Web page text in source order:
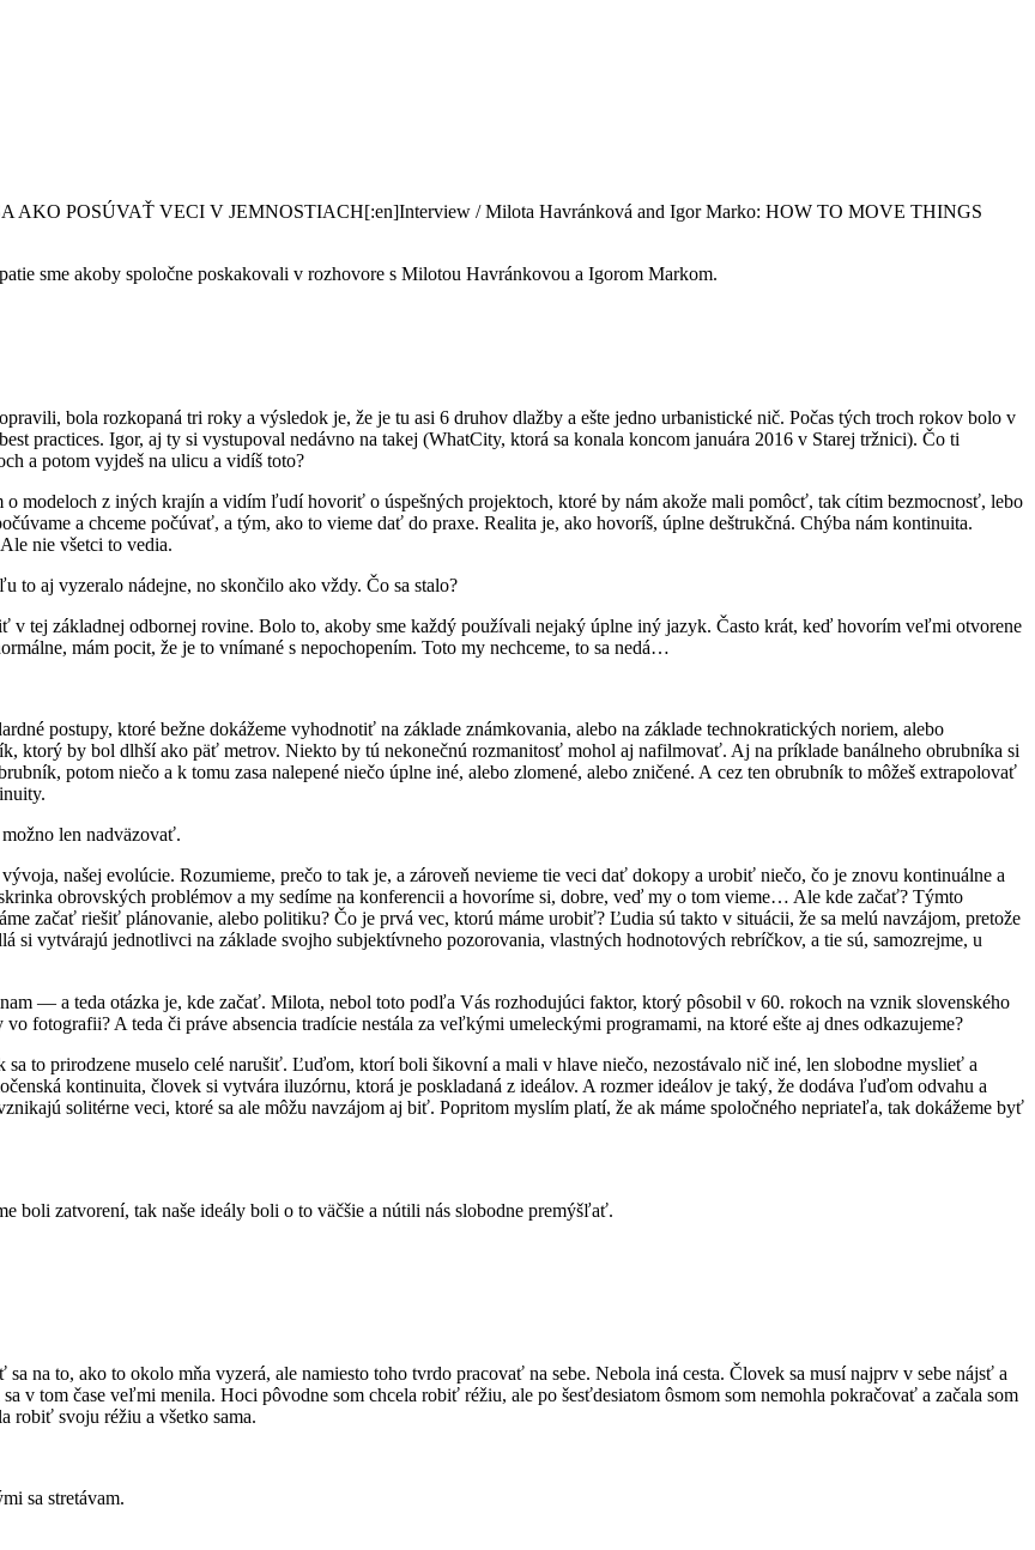
AKO POSÚVAŤ VECI V JEMNOSTIACH[:en]Interview / Milota Havránková and Igor Marko: HOW TO MOVE THINGS
sme akoby spoločne poskakovali v rozhovore s Milotou Havránkovou a Igorom Markom.
bola rozkopaná tri roky a výsledok je, že je tu asi 6 druhov dlažby a ešte jedno urbanistické nič. Počas tých troch rokov bolo v
practices. Igor, aj ty si vystupoval nedávno na takej (WhatCity, ktorá sa konala koncom januára 2016 v Starej tržnici). Čo ti
a potom vyjdeš na ulicu a vidíš toto?
modeloch z iných krajín a vidím ľudí hovoriť o úspešných projektoch, ktoré by nám akože mali pomôcť, tak cítim bezmocnosť, lebo
a chceme počúvať, a tým, ako to vieme dať do praxe. Realita je, ako hovoríš, úplne deštrukčná. Chýba nám kontinuita.
nie všetci to vedia.
to aj vyzeralo nádejne, no skončilo ako vždy. Čo sa stalo?
v tej základnej odbornej rovine. Bolo to, akoby sme každý používali nejaký úplne iný jazyk. Často krát, keď hovorím veľmi otvorene
mám pocit, že je to vnímané s nepochopením. Toto my nechceme, to sa nedá…
postupy, ktoré bežne dokážeme vyhodnotiť na základe známkovania, alebo na základe technokratických noriem, alebo
ktorý by bol dlhší ako päť metrov. Niekto by tú nekonečnú rozmanitosť mohol aj nafilmovať. Aj na príklade banálneho obrubníka si
potom niečo a k tomu zasa nalepené niečo úplne iné, alebo zlomené, alebo zničené. A cez ten obrubník to môžeš extrapolovať
len nadväzovať.
našej evolúcie. Rozumieme, prečo to tak je, a zároveň nevieme tie veci dať dokopy a urobiť niečo, čo je znovu kontinuálne a
obrovských problémov a my sedíme na konferencii a hovoríme si, dobre, veď my o tom vieme… Ale kde začať? Týmto
začať riešiť plánovanie, alebo politiku? Čo je prvá vec, ktorú máme urobiť? Ľudia sú takto v situácii, že sa melú navzájom, pretože
si vytvárajú jednotlivci na základe svojho subjektívneho pozorovania, vlastných hodnotových rebríčkov, a tie sú, samozrejme, u
— a teda otázka je, kde začať. Milota, nebol toto podľa Vás rozhodujúci faktor, ktorý pôsobil v 60. rokoch na vznik slovenského
fotografii? A teda či práve absencia tradície nestála za veľkými umeleckými programami, na ktoré ešte aj dnes odkazujeme?
to prirodzene muselo celé narušiť. Ľuďom, ktorí boli šikovní a mali v hlave niečo, nezostávalo nič iné, len slobodne myslieť a
kontinuita, človek si vytvára iluzórnu, ktorá je poskladaná z ideálov. A rozmer ideálov je taký, že dodáva ľuďom odvahu a
solitérne veci, ktoré sa ale môžu navzájom aj biť. Popritom myslím platí, že ak máme spoločného nepriateľa, tak dokážeme byť
boli zatvorení, tak naše ideály boli o to väčšie a nútili nás slobodne premýšľať.
na to, ako to okolo mňa vyzerá, ale namiesto toho tvrdo pracovať na sebe. Nebola iná cesta. Človek sa musí najprv v sebe nájsť a
v tom čase veľmi menila. Hoci pôvodne som chcela robiť réžiu, ale po šesťdesiatom ôsmom som nemohla pokračovať a začala som
robiť svoju réžiu a všetko sama.
sa stretávam.